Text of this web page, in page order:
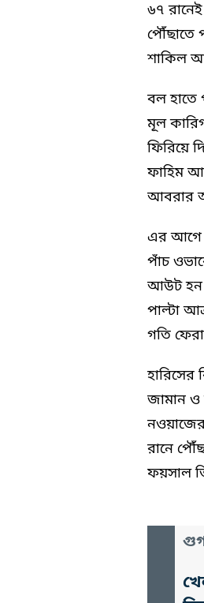
৬৭
পৌঁছাতে
শাকিল
বল হাতে
মূল
ফিরিয়ে
ফাহিম
আবরার
এর আগে
পাঁচ
আউট হন
পাল্টা
গতি
জামান ও
নওয়াজের
রানে
ফয়সাল